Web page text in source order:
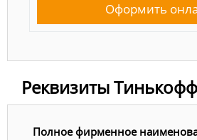
Оформить
Реквизиты
Полное фирменное